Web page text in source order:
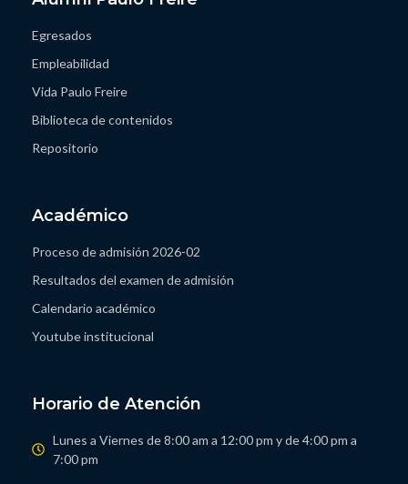
Egresados
Empleabilidad
Vida Paulo Freire
Biblioteca de contenidos
Repositorio
Académico
Proceso de admisión 2026-02
Resultados del examen de admisión
Calendario académico
Youtube institucional
Horario de Atención
Lunes a Viernes de 8:00 am a 12:00 pm y de 4:00 pm a
7:00 pm